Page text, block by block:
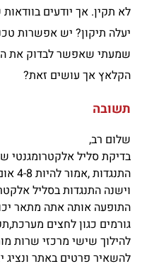
לא תקין. אך יודעים
יעלה תיקון? יש אפשרות
שמעתי שאפשר לבדוק את
הקלאץ אך עושים זאת?
תשובה
שלום רב,
בדיקת סליל אלקטרומגנטי
וישנה התנגדות בסליל
התופעה אותה אתה מתאר
גורמים כגון לחצים
להילוך שישי מרכזי שרות
להשאיר פרטים באתר ונציג